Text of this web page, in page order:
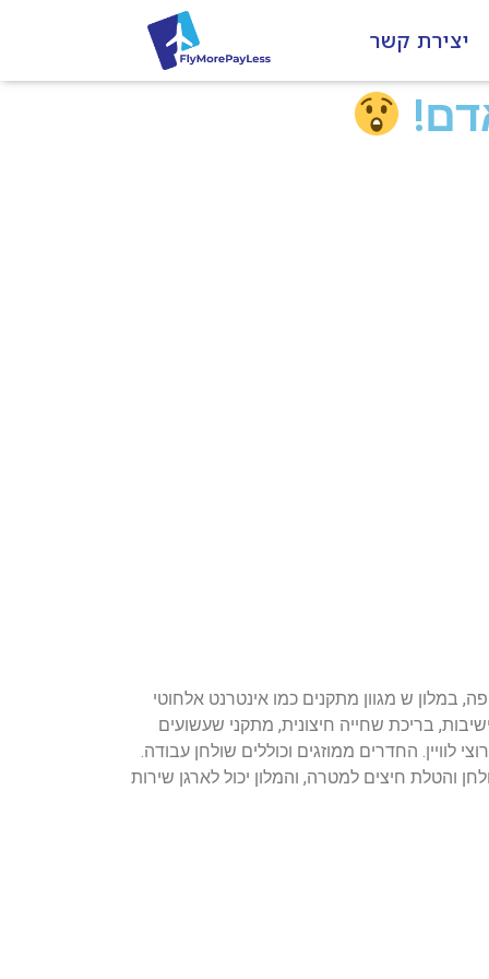
יצירת קשר
ומהמם .ממוקם בקמר במרחק של 350 מטרים מחוף קמיובה היפה, במלון ש מגוון מתקנים כמו אינטרנט אלחוטי
מתקנים לאירועים וישיבות, בריכת שחייה חיצונית, מתקני שעשועים
החדרים ממוזגים וכוללים שולחן עבודה.
והטלת חיצים למטרה, והמלון יכול לארגן שירות